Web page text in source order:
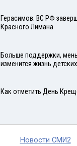
Герасимов: ВС РФ
Красного Лимана
Больше поддержки,
изменится жизнь
Как отметить День
Новости СМИ2